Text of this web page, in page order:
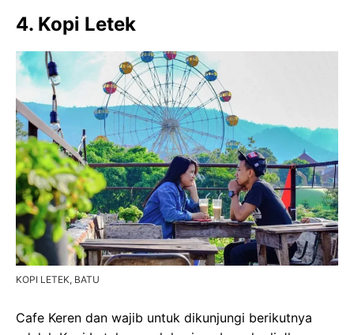
4. Kopi Letek
KOPI LETEK, BATU
Cafe Keren dan wajib untuk dikunjungi berikutnya